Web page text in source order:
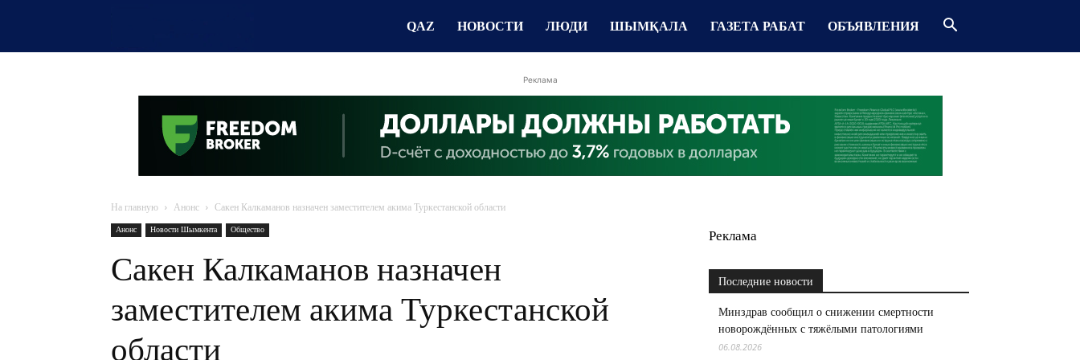
QAZ НОВОСТИ ЛЮДИ ШЫМҚАЛА ГАЗЕТА РАБАТ ОБЪЯВЛЕНИЯ
Реклама
На главную Анонс Сакен Калкаманов назначен заместителем акима Туркестанской области
Анонс Новости Шымкента Общество
Сакен Калкаманов назначен
заместителем акима Туркестанской
области
Реклама
Последние новости
Минздрав сообщил о снижении смертности
новорождённых с тяжёлыми патологиями
06.08.2026